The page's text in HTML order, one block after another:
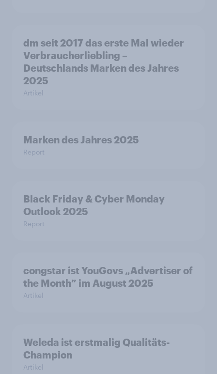
dm seit 2017 das erste Mal wieder
Verbraucherliebling –
Deutschlands Marken des Jahres
2025
Artikel
Marken des Jahres 2025
Report
Black Friday & Cyber Monday
Outlook 2025
Report
congstar ist YouGovs „Advertiser of
the Month” im August 2025
Artikel
Weleda ist erstmalig Qualitäts-
Champion
Artikel